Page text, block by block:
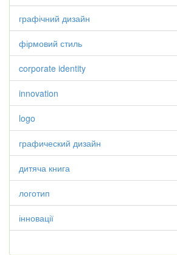
графічний дизайн
фірмовий стиль
corporate identity
innovation
logo
графический дизайн
дитяча книга
логотип
інновації